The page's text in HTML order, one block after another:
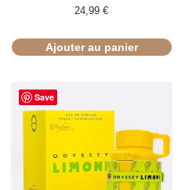
24,99€
Ajouter au panier
Save